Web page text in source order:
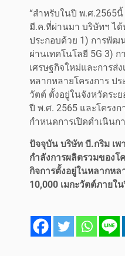
“สำหรับในปี พ.ศ.2565
มี.ค.ที่ผ่านมา บริษัทฯ ไ
ประกอบด้วย 1) การพัฒ
ผ่านเทคโนโลยี 5G 3)
เศรษฐกิจใหม่และการส่
หลากหลายโครงการ ป
วัตต์ ตั้งอยู่ในจังหวัดระ
ปี พ.ศ. 2565 และโครงก
กำหนดการเปิดดำเนินก
ปัจจุบัน บริษัท บี.กริม เพ
กำลังการผลิตรวมของโ
กิจการตั้งอยู่ในหลากหล
10,000 เมกะวัตต์ภายใ